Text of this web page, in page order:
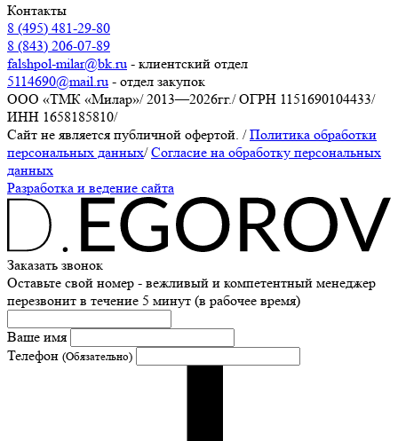
Контакты
8 (495) 481-29-80
8 (843) 206-07-89
falshpol-milar@bk.ru - клиентский отдел
5114690@mail.ru - отдел закупок
ООО «ТМК «Милар»/ 2013—2026гг./ОГРН 1151690104433/
ИНН 1658185810/
Сайт не является публичной офертой. / Политика обработки
персональных данных/ Согласие на обработку персональных
данных
Разработка и ведение сайта
Заказать звонок
Оставьте свой номер - вежливый и компетентный менеджер
перезвонит в течение 5 минут (в рабочее время)
Ваше имя
Телефон (Обязательно)